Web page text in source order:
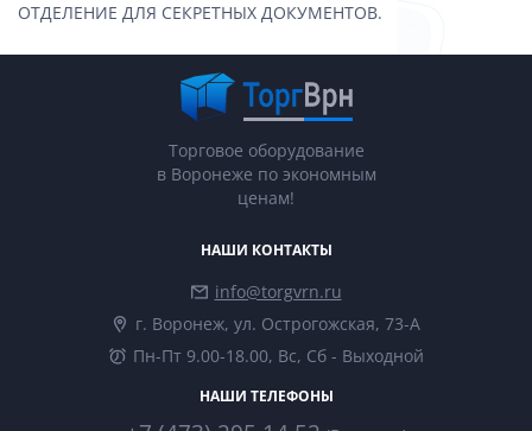
ОТДЕЛЕНИЕ ДЛЯ СЕКРЕТНЫХ ДОКУМЕНТОВ.
Торговое оборудование
в Воронеже по экономным
ценам!
НАШИ КОНТАКТЫ
info@torgvrn.ru
г. Воронеж, ул. Острогожская, 73-А
Пн-Пт 9.00-18.00, Вс, Сб - Выходной
НАШИ ТЕЛЕФОНЫ